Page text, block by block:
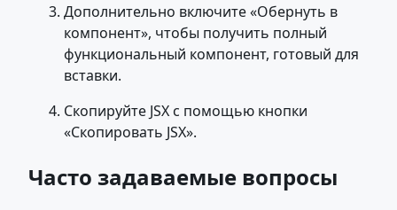
Дополнительно включите «Обернуть в
компонент», чтобы получить полный
функциональный компонент, готовый для
вставки.
Скопируйте JSX с помощью кнопки
«Скопировать JSX».
Часто задаваемые вопросы